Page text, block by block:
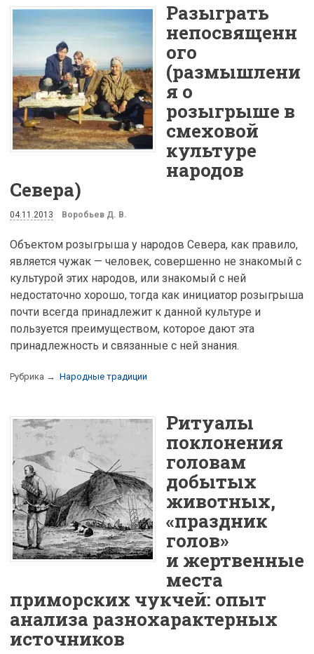
Разыграть
непосвященн
ого
(размышлени
я о
розыгрыше в
смеховой
культуре
народов
Севера)
04.11.2013 Воробьев Д. В.
Объектом розыгрыша у народов Севера, как правило,
является чужак — человек, совершенно не знакомый с
культурой этих народов, или знакомый с ней
недостаточно хорошо, тогда как инициатор розыгрыша
почти всегда принадлежит к данной культуре и
пользуется преимуществом, которое дают эта
принадлежность и связанные с ней знания.
Рубрика → Народные традиции
Ритуалы
поклонения
головам
добытых
животных,
«праздник
голов»
и жертвенные
места
приморских чукчей: опыт
анализа разнохарактерных
источников